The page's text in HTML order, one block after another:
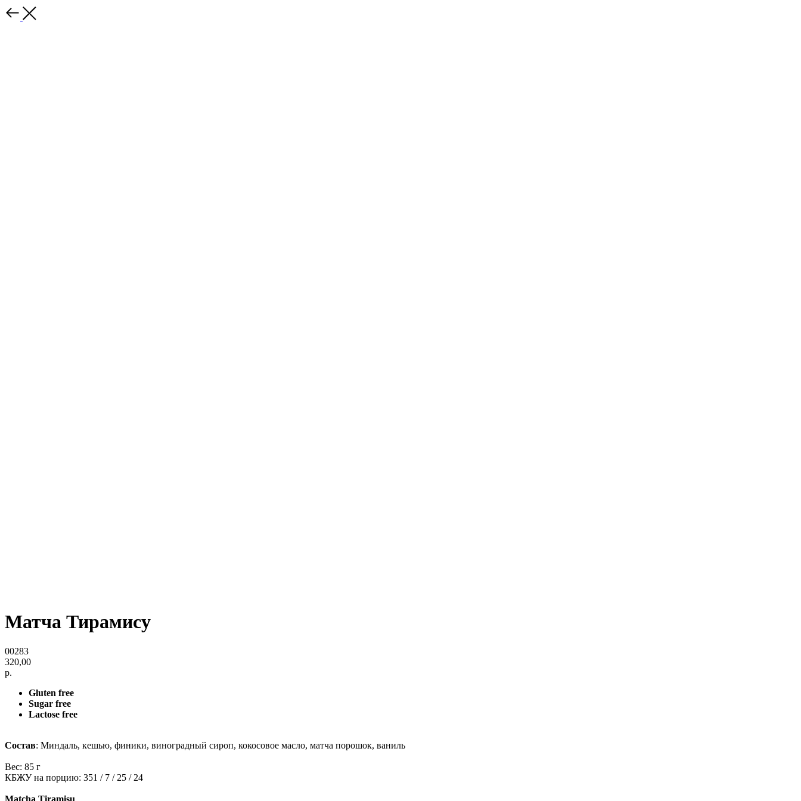
Матча Тирамису
00283
320,00
р.
Gluten free
Sugar free
Lactose free
Состав: Миндаль, кешью, финики, виноградный сироп, кокосовое масло, матча порошок, ваниль
Вес: 85 г
КБЖУ на порцию: 351 / 7 / 25 / 24
Matcha Tiramisu